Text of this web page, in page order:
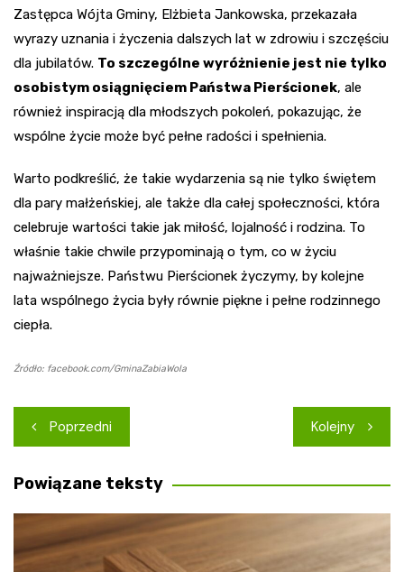
Zastępca Wójta Gminy, Elżbieta Jankowska, przekazała
wyrazy uznania i życzenia dalszych lat w zdrowiu i szczęściu
dla jubilatów. To szczególne wyróżnienie jest nie tylko
osobistym osiągnięciem Państwa Pierścionek, ale
również inspiracją dla młodszych pokoleń, pokazując, że
wspólne życie może być pełne radości i spełnienia.
Warto podkreślić, że takie wydarzenia są nie tylko świętem
dla pary małżeńskiej, ale także dla całej społeczności, która
celebruje wartości takie jak miłość, lojalność i rodzina. To
właśnie takie chwile przypominają o tym, co w życiu
najważniejsze. Państwu Pierścionek życzymy, by kolejne
lata wspólnego życia były równie piękne i pełne rodzinnego
ciepła.
Źródło: facebook.com/GminaZabiaWola
Nawigacja
wpisu
Poprzedni Kolejny
Powiązane teksty